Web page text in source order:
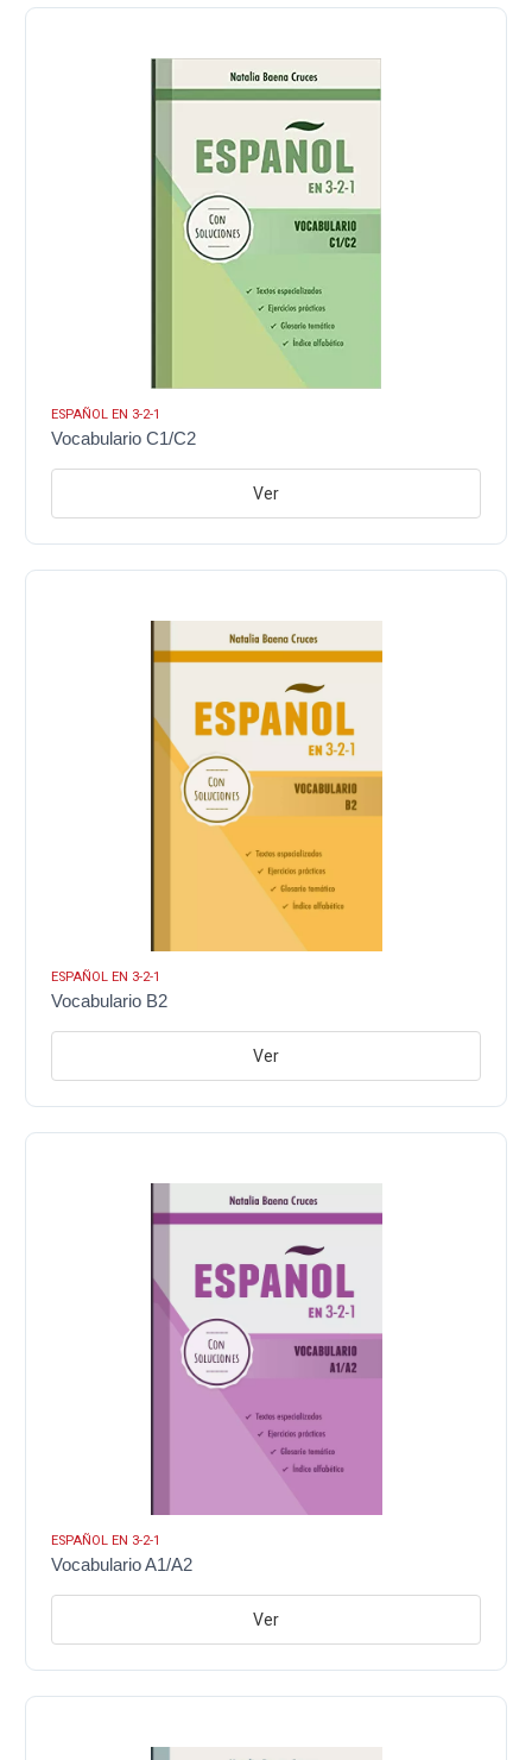
ESPAÑOL EN 3-2-1
Vocabulario C1/C2
Ver
ESPAÑOL EN 3-2-1
Vocabulario B2
Ver
ESPAÑOL EN 3-2-1
Vocabulario A1/A2
Ver